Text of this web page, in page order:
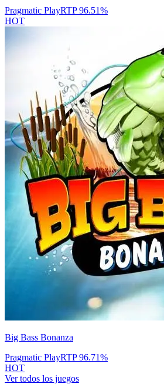
Pragmatic PlayRTP96.51%
HOT
Big Bass Bonanza
Pragmatic PlayRTP96.71%
HOT
Ver todos los juegos